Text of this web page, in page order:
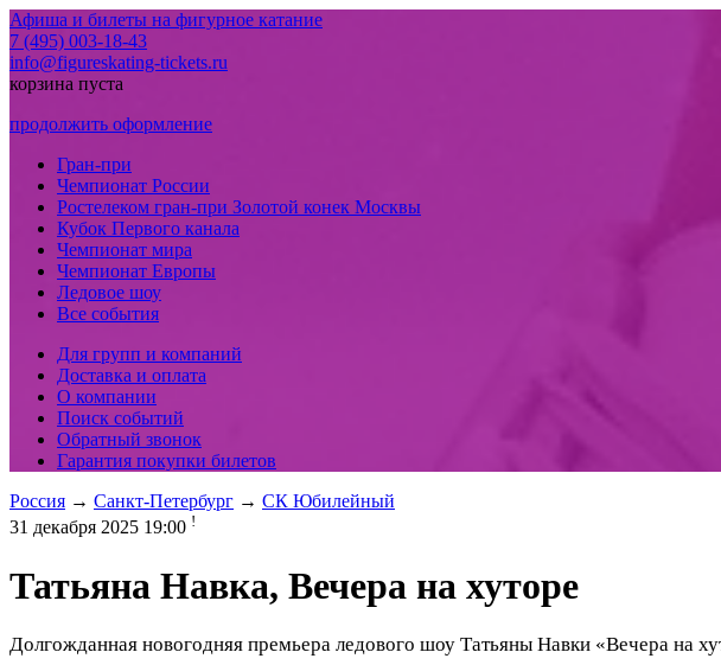
Афиша и билеты на фигурное катание
7 (495) 003-18-43
info@figureskating-tickets.ru
корзина пуста
продолжить оформление
Гран-при
Чемпионат России
Ростелеком гран-при Золотой конек Москвы
Кубок Первого канала
Чемпионат мира
Чемпионат Европы
Ледовое шоу
Все события
Для групп и компаний
Доставка и оплата
О компании
Поиск событий
Обратный звонок
Гарантия покупки билетов
Россия → Санкт-Петербург → СК Юбилейный
31 декабря 2025 19:00 !
Татьяна Навка, Вечера на хуторе
Долгожданная новогодняя премьера ледового шоу Татьяны Навки «Вечера на